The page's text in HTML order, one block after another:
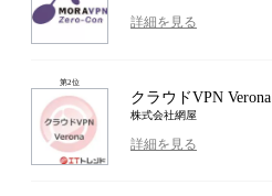
詳細を見る
第2位
クラウドVPN Verona
株式会社網屋
詳細を見る